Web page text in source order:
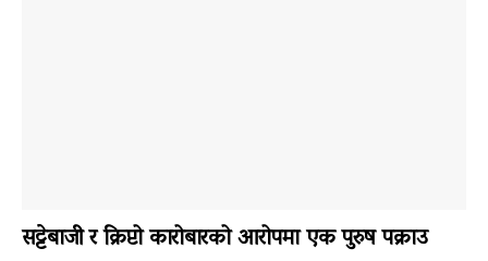
सट्टेबाजी र क्रिप्टो कारोबारको आरोपमा एक पुरुष पक्राउ